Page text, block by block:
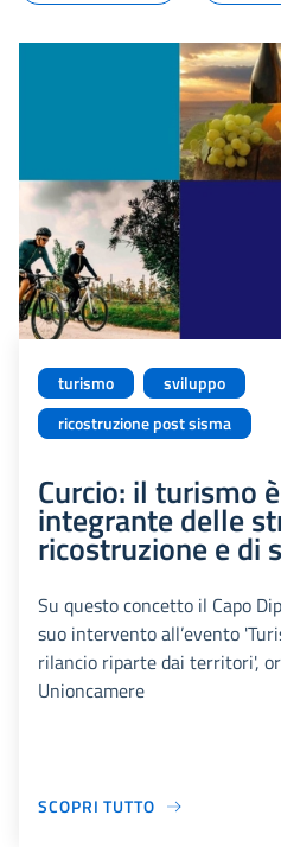
turismo
sviluppo
ricostruzione post sisma
Curcio: il turismo
integrante delle
ricostruzione e di
Su questo concetto il Capo
suo intervento all’evento
rilancio riparte dai territori',
Unioncamere
SCOPRI TUTTO